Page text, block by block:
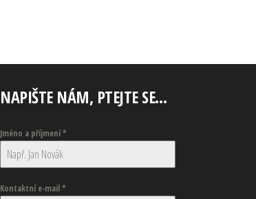
NAPIŠTE NÁM, PTEJTE SE…
Jméno a příjmení*
Kontaktní e-mail*